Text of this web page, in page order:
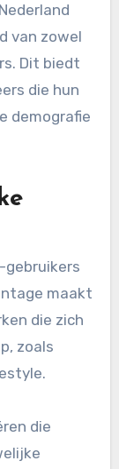
van zowel
Dit biedt
die hun
demografie
gebruikers
maakt
die zich
zoals
die